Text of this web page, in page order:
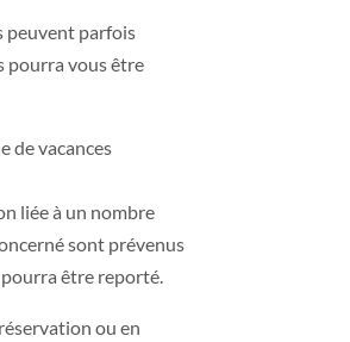
peuvent parfois
pourra vous être
de vacances
liée à un nombre
sont prévenus
être reporté.
ou en